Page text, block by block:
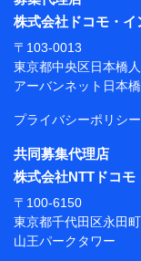
本橋ビル 3F
長 吉村 忠義
※ 当社および株
ソナルデータ憲
※ パーソナルデ
管理」の設定状
ります。
※ dポイントク
月11日以降、一
がないお客さま
株式会社ドコモ・イ
〒103-0013
東京都中央区日本橋
アーバンネット日本
プライバシーポリシー
共同募集代理店
株式会社NTTドコモ
〒100-6150
東京都千代田区永田
山王パークタワー